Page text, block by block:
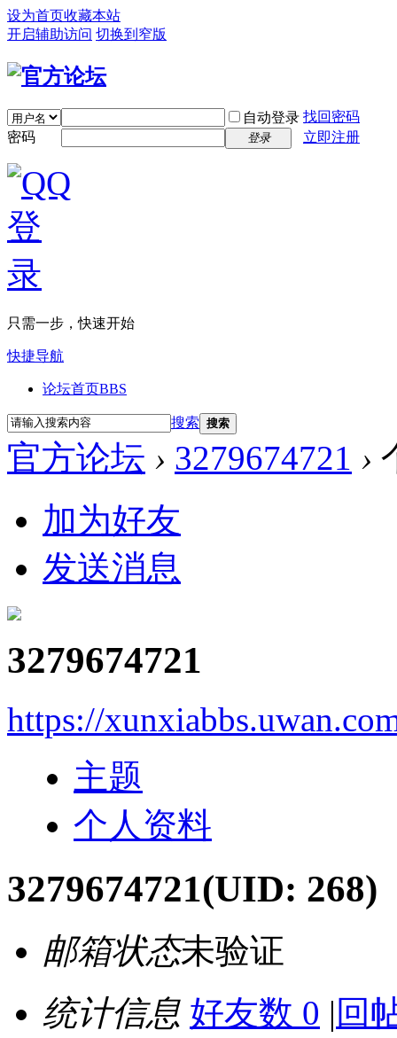
设为首页收藏本站
开启辅助访问 切换到窄版
自动登录 找回密码
密码
登录 立即注册
只需一步，快速开始
快捷导航
论坛首页BBS
搜索 搜索
官方论坛 › 3279674721 ›
加为好友
发送消息
3279674721
https://
主题
个人资料
3279674721(UID: 268)
邮箱状态未验证
统计信息 好友数 0 | 回